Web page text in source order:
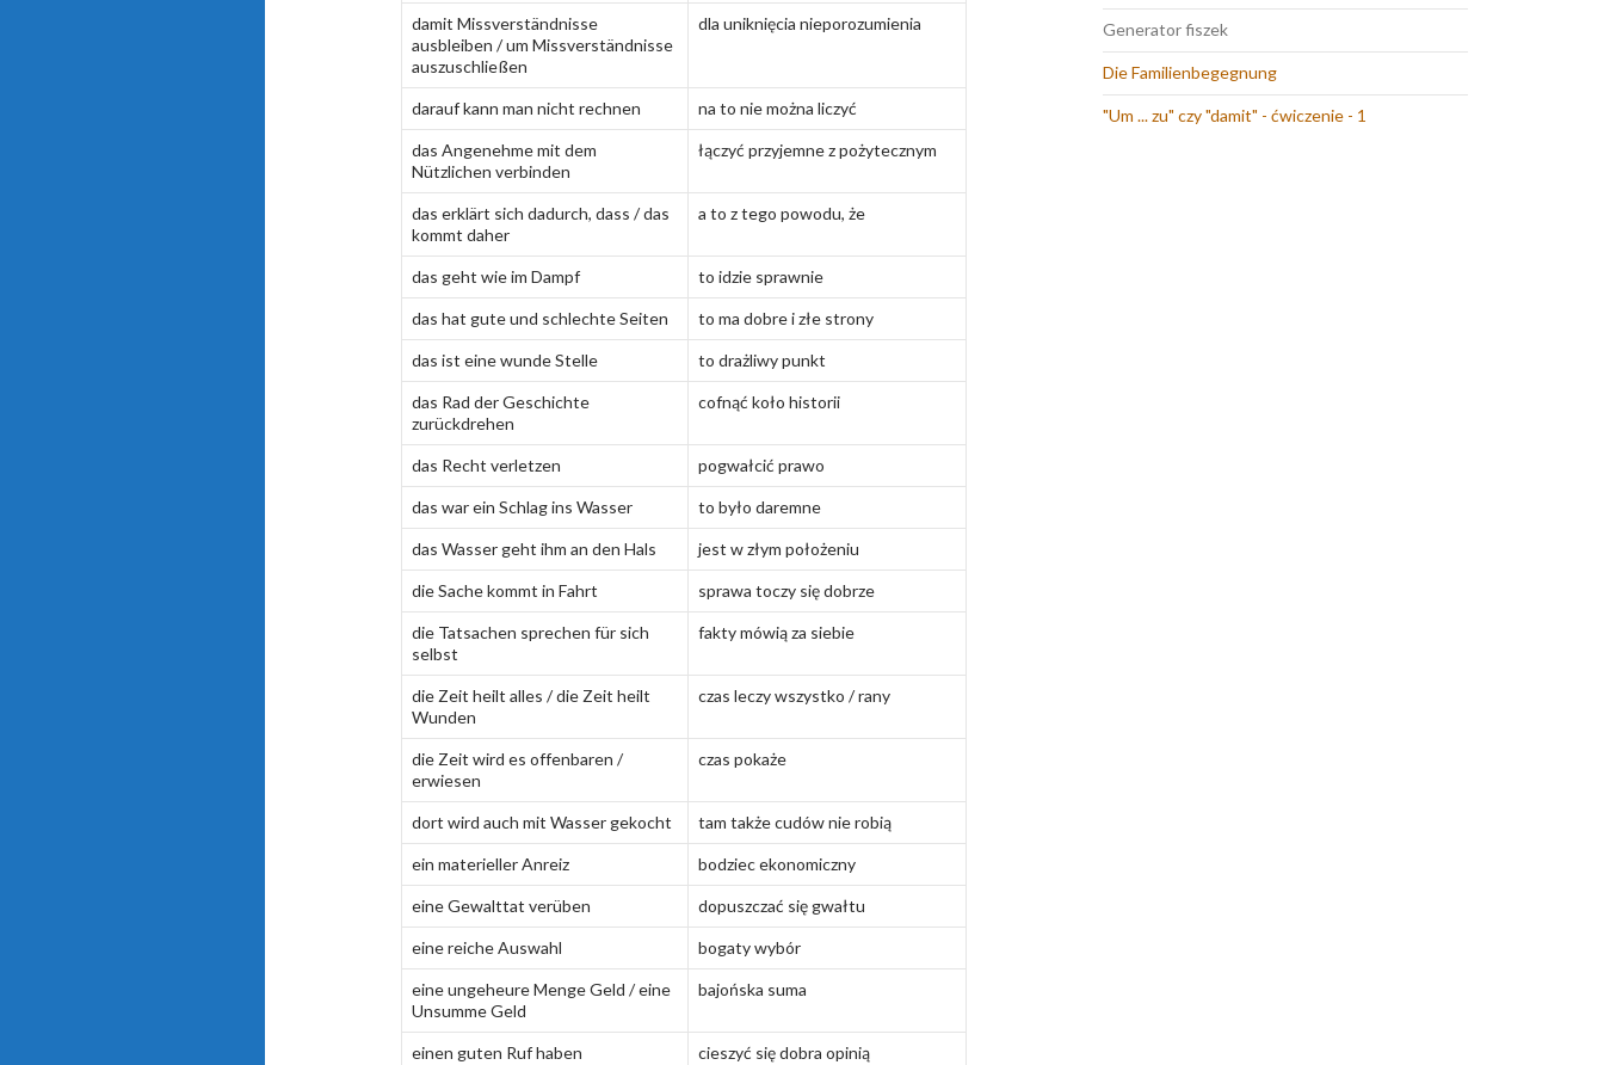
damit Missverständnisse
ausbleiben / um Missverständnisse
auszuschließen
dla uniknięcia nieporozumienia
darauf kann man nicht rechnen na to nie można liczyć
das Angenehme mit dem
Nützlichen verbinden
łączyć przyjemne z pożytecznym
das erklärt sich dadurch, dass / das
kommt daher
a to z tego powodu, że
das geht wie im Dampf to idzie sprawnie
das hat gute und schlechte Seiten to ma dobre i złe strony
das ist eine wunde Stelle to drażliwy punkt
das Rad der Geschichte
zurückdrehen
cofnąć koło historii
das Recht verletzen pogwałcić prawo
das war ein Schlag ins Wasser to było daremne
das Wasser geht ihm an den Hals jest w złym położeniu
die Sache kommt in Fahrt sprawa toczy się dobrze
die Tatsachen sprechen für sich
selbst
fakty mówią za siebie
die Zeit heilt alles / die Zeit heilt
Wunden
czas leczy wszystko / rany
die Zeit wird es offenbaren /
erwiesen
czas pokaże
dort wird auch mit Wasser gekocht tam także cudów nie robią
ein materieller Anreiz bodziec ekonomiczny
eine Gewalttat verüben dopuszczać się gwałtu
eine reiche Auswahl bogaty wybór
eine ungeheure Menge Geld / eine
Unsumme Geld
bajońska suma
einen guten Ruf haben cieszyć się dobra opinią
Generator fiszek
Die Familienbegegnung
"Um ... zu" czy "damit" - ćwiczenie - 1